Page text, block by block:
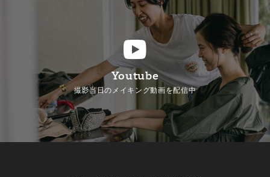
Youtube
撮影当日のメイキング動画を配信中